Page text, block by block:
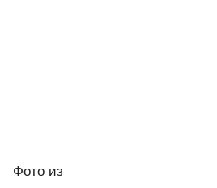
Фото из